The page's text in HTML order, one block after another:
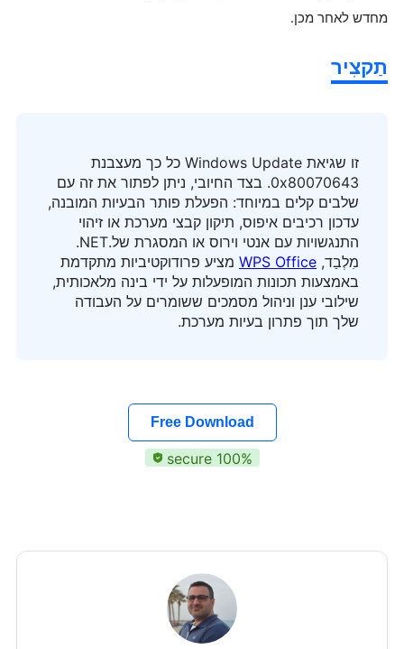
מחדש לאחר מכן.
תַקצִיר
זו שגיאת Windows Update כל כך מעצבנת
0x80070643. בצד החיובי, ניתן לפתור את זה עם
שלבים קלים במיוחד: הפעלת פותר הבעיות המובנה,
עדכון רכיבים איפוס, תיקון קבצי מערכת או זיהוי
התנגשויות עם אנטי וירוס או המסגרת של.NET.
מִלְבַד, WPS Office מציע פרודוקטיביות מתקדמת
באמצעות תכונות המופעלות על ידי בינה מלאכותית,
שילובי ענן וניהול מסמכים ששומרים על העבודה
שלך תוך פתרון בעיות מערכת.
Free Download
100% secure